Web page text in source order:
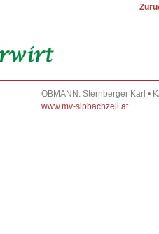
OBMANN: Sternberger Karl •
www.mv-sipbachzell.at